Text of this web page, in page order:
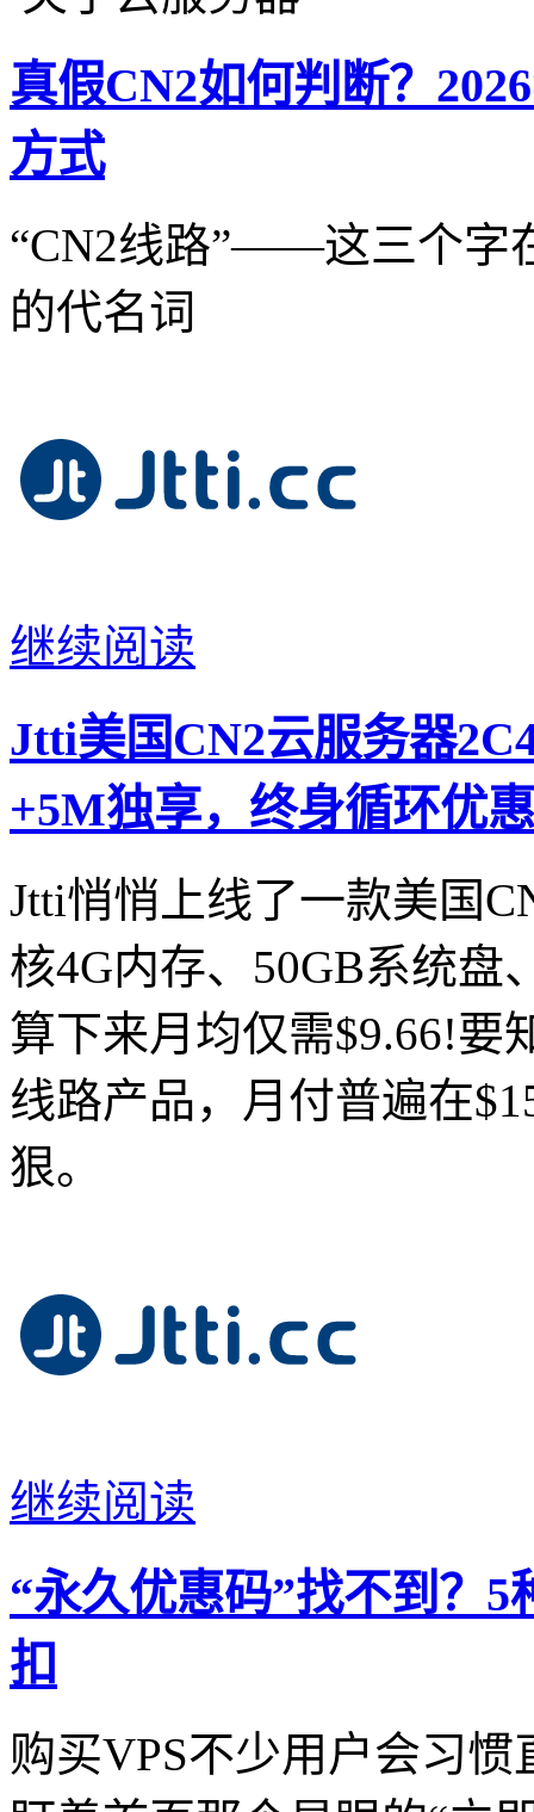
真假CN2如何判断？
方式
“CN2线路”——这三个字
的代名词
继续阅读
Jtti美国CN2云服务器
+5M独享，终身循环优惠
Jtti悄悄上线了一款美国
核4G内存、50GB系统盘
算下来月均仅需$9.66!要
线路产品，月付普遍在
狠。
继续阅读
“永久优惠码”找不到？
扣
购买VPS不少用户会习